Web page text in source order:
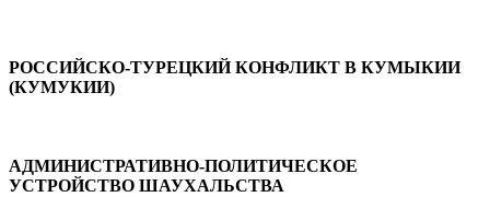
РОССИЙСКО-ТУРЕЦКИЙ КОНФЛИКТ В КУМЫКИИ
(КУМУКИИ)
АДМИНИСТРАТИВНО-ПОЛИТИЧЕСКОЕ
УСТРОЙСТВО ШАУХАЛЬСТВА